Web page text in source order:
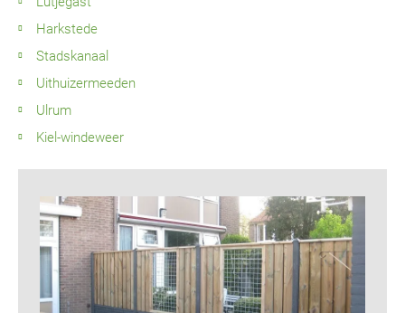
Harkstede
Stadskanaal
Uithuizermeeden
Ulrum
Kiel-windeweer